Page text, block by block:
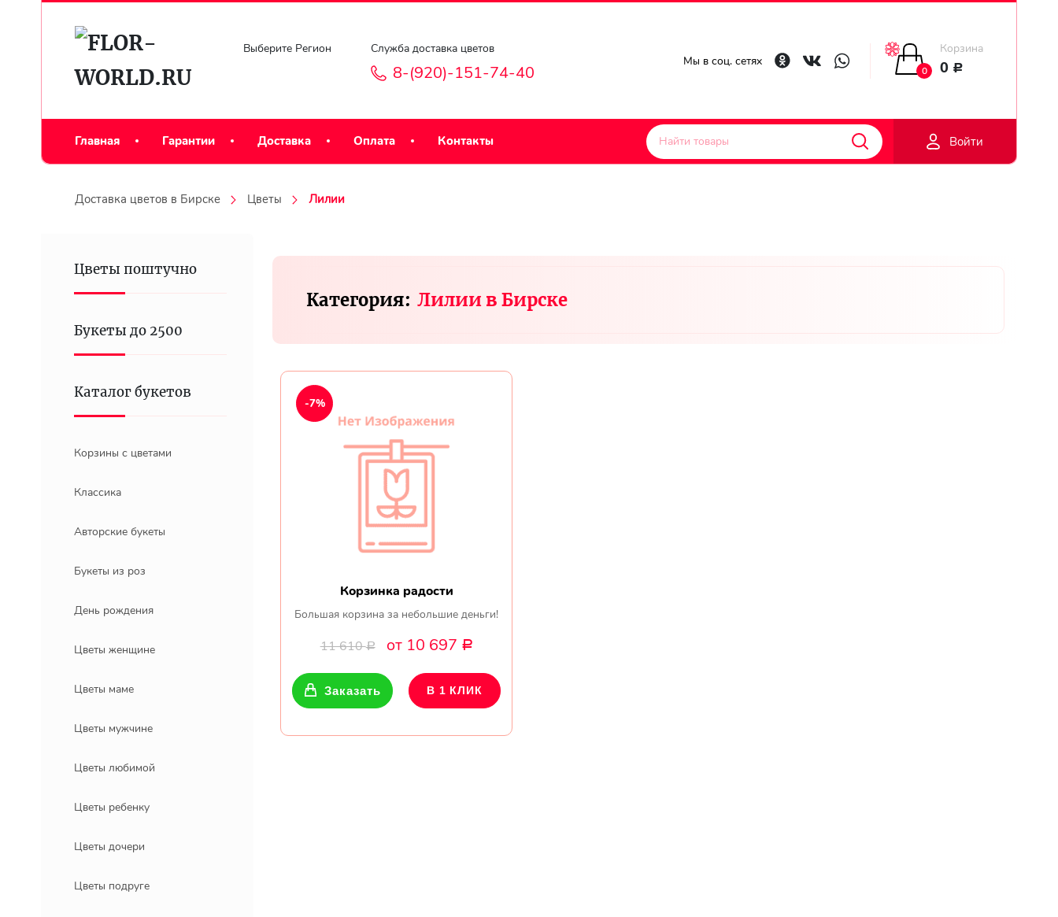
Доставка
Выберите Регион Служба доставка цветов
8-(920)-151-74-40
Мы в соц. сетях
0
Корзина
0 Р
Главная Гарантии Доставка Оплата Контакты Войти
Доставка цветов в Бирске Цветы Лилии
Цветы поштучно
Букеты до 2500
Каталог букетов
Корзины с цветами
Классика
Авторские букеты
Букеты из роз
День рождения
Цветы женщине
Цветы маме
Цветы мужчине
Цветы любимой
Цветы ребенку
Цветы дочери
Цветы подруге
Категория: Лилии в Бирске
Корзинка радости
Большая корзина за небольшие деньги!
11 610Р от 10 697 Р
-7%
Заказать В 1 КЛИК